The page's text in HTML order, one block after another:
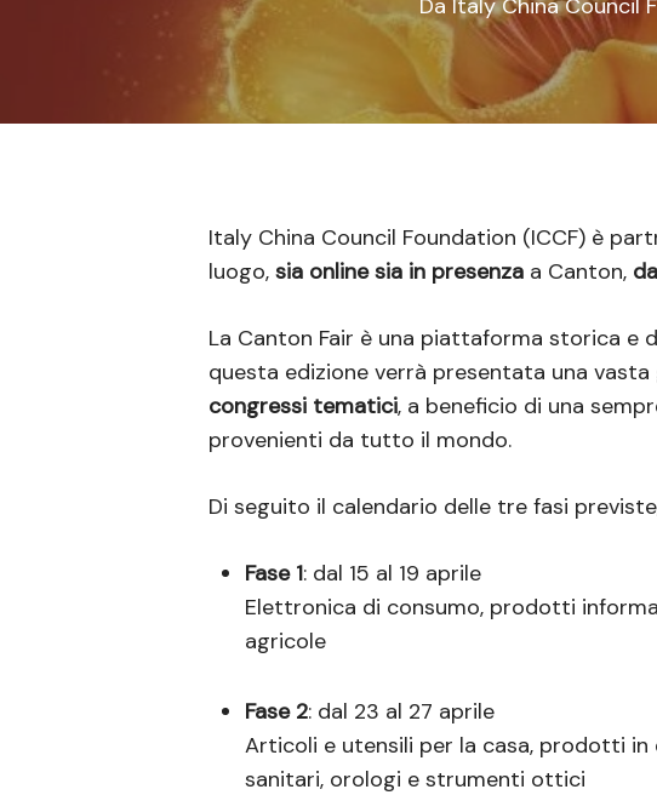
Da Italy China Council
Italy China Council Foundation (ICCF) è
luogo, sia online sia in presenza a Canton,
La Canton Fair è una piattaforma storica e
questa edizione verrà presentata una vasta
congressi tematici, a beneficio di una
provenienti da tutto il mondo.
Di seguito il calendario delle tre fasi
Fase 1: dal 15 al 19 aprile
Elettronica di consumo, prodotti
agricole
Fase 2: dal 23 al 27 aprile
Articoli e utensili per la casa, prodotti in
sanitari, orologi e strumenti ottici